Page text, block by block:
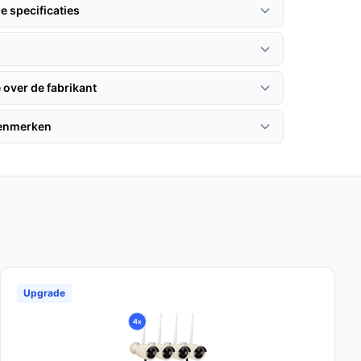
specificaties
over de fabrikant
Upgrade